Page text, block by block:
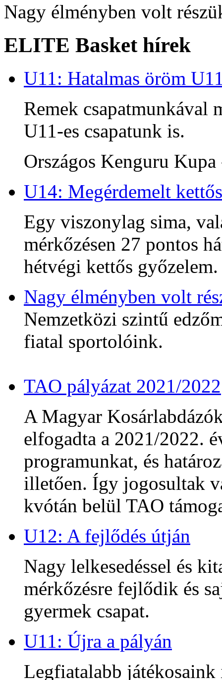
Nagy élményben volt
ELITE Basket hírek
U11: Hatalmas öröm
Remek csapatmunkával
U11-es csapatunk is.
Országos Kenguru
U14: Megérdemelt
Egy viszonylag sima,
mérkőzésen 27 pontos
hétvégi kettős győzelem.
Nagy élményben volt
Nemzetközi szintű
fiatal sportolóink.
TAO pályázat 2021/2022
A Magyar
elfogadta a 2021/2022.
programunkat, és
illetően. Így jogosultak
kvótán belül TAO
U12: A fejlődés útján
Nagy lelkesedéssel és
mérkőzésre fejlődik és
gyermek csapat.
U11: Újra a pályán
Legfiatalabb